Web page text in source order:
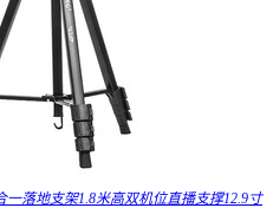
落地支架1.8米高双机位直播支撑12.9寸